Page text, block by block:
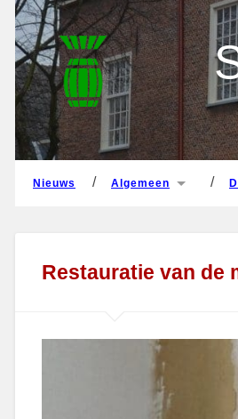
nieuws algemeen
nieuws algemeen
Restauratie van de